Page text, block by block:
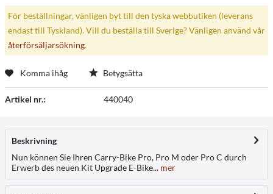
För beställningar, vänligen byt till den tyska webbutiken (leverans
endast till Tyskland). Vill du beställa till Sverige? Vänligen använd vår
återförsäljarsökning.
Komma ihåg Betygsätta
Artikel nr.: 440040
Beskrivning
Nun können Sie Ihren Carry-Bike Pro, Pro M oder Pro C durch
Erwerb des neuen Kit Upgrade E-Bike... mer